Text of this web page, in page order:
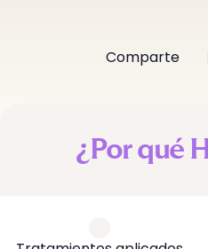
Comparte
¿Por qué